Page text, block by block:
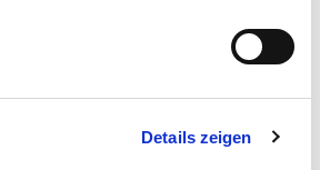
Details zeigen